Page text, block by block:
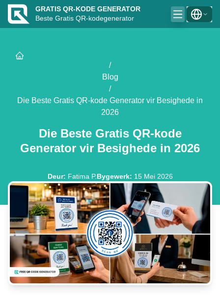
GRATIS QR-KODE GENERATOR
Beste Gratis QR-kodegenerator
/
Blog
/
Die Beste Gratis QR-kode Generator vir Besighede in
2026
Die Beste Gratis QR-kode
Generator vir Besighede in 2026
Deur: Fatima P.Bygewerk: 15 Mei 2026